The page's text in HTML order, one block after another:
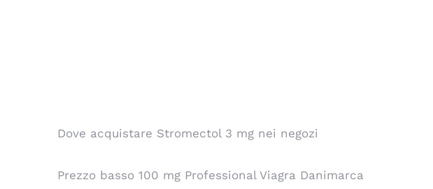
Dove acquistare Stromectol 3 mg nei negozi
Prezzo basso 100 mg Professional Viagra Danimarca